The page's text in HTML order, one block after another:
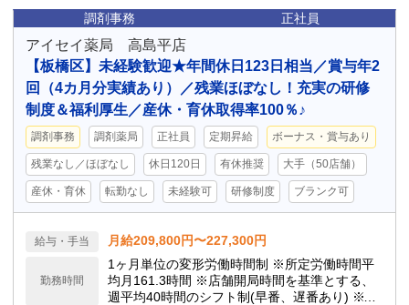
調剤事務 正社員
アイセイ薬局 高島平店
【板橋区】未経験歓迎★年間休日123日相当／賞与年2
回（4カ月分実績あり）／残業ほぼなし！充実の研修
制度＆福利厚生／産休・育休取得率100％♪
調剤事務 調剤薬局 正社員 定期昇給 ボーナス・賞与あり
残業なし／ほぼなし 休日120日 有休推奨 大手（50店舗）
産休・育休 転勤なし 未経験可 研修制度 ブランク可
給与・手当 月給209,800円〜227,300円
勤務時間
1ヶ月単位の変形労働時間制 ※所定労働時間平
均月161.3時間 ※店舗開局時間を基準とする、
週平均40時間のシフト制(早番、遅番あり) ※シ